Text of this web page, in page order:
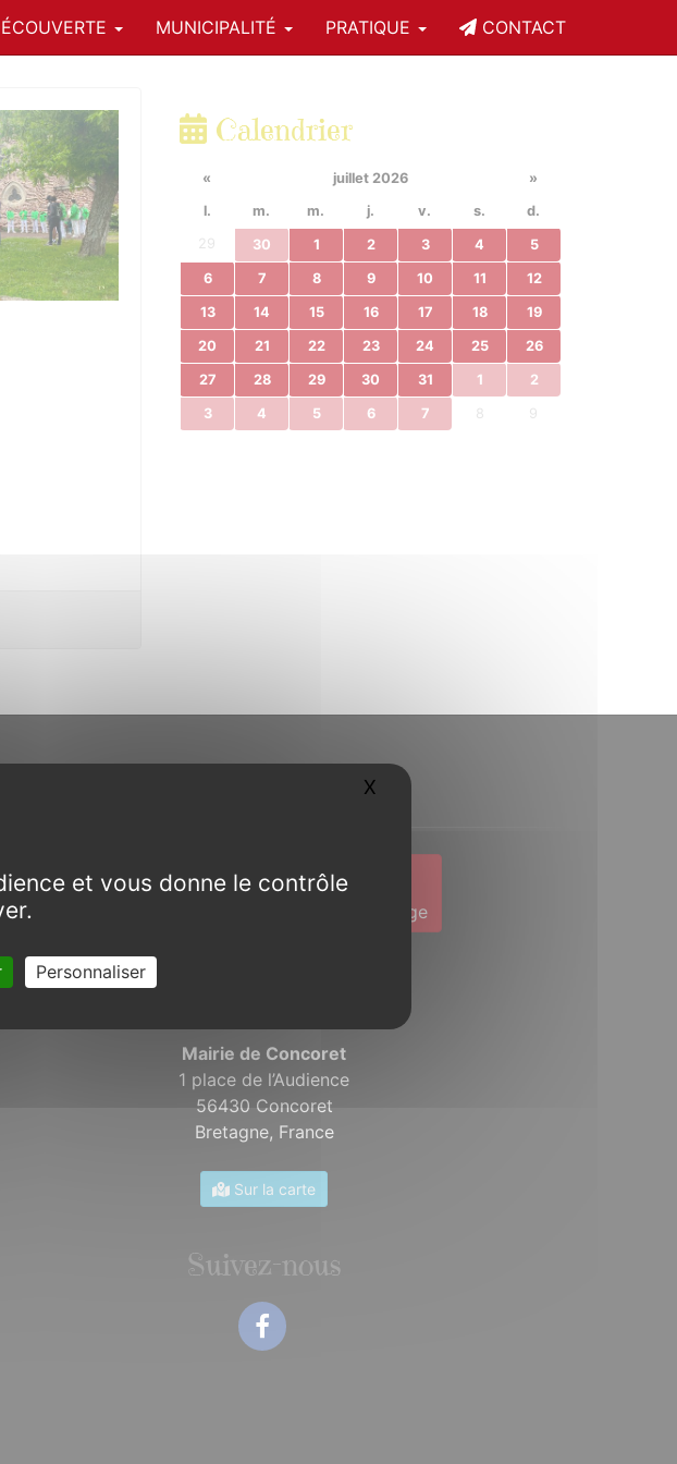
MUNICIPALITÉ PRATIQUE CONTACT
Calendrier
« juillet 2026
»
l.
m. m. j. v. s.
d.
29
30 1 2 3 4 5
6 7 8 9 10 11 12
13 14 15 16 17 18 19
20 21 22 23 24 25 26
27 28 29 30 31 1 2
3 4 5 6 7 8 9
Envoyer un message
Mairie de Concoret
1 place de l’Audience
56430 Concoret
Bretagne, France
Sur la carte
Suivez-nous
et vous donne le contrôle
Personnaliser
X Masquer le bandeau des cookies